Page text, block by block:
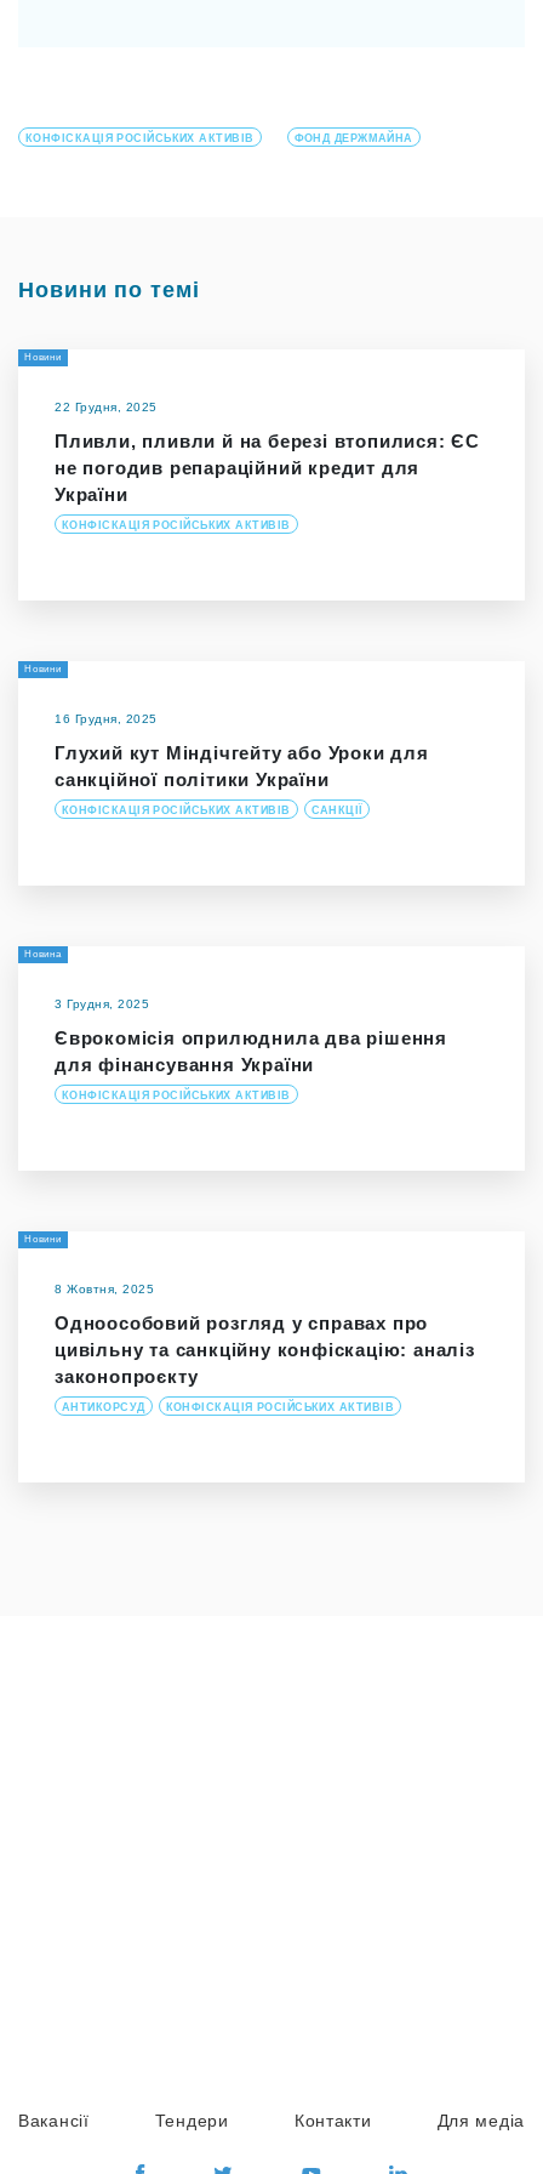
КОНФІСКАЦІЯ РОСІЙСЬКИХ АКТИВІВ ФОНД ДЕРЖМАЙНА
Новини по темі
Новини
22 Грудня, 2025
Пливли, пливли й на березі втопилися: ЄС
не погодив репараційний кредит для
України
КОНФІСКАЦІЯ РОСІЙСЬКИХ АКТИВІВ
Новини
16 Грудня, 2025
Глухий кут Міндічгейту або Уроки для
санкційної політики України
КОНФІСКАЦІЯ РОСІЙСЬКИХ АКТИВІВ САНКЦІЇ
Новина
3 Грудня, 2025
Єврокомісія оприлюднила два рішення
для фінансування України
КОНФІСКАЦІЯ РОСІЙСЬКИХ АКТИВІВ
Новини
8 Жовтня, 2025
Одноособовий розгляд у справах про
цивільну та санкційну конфіскацію: аналіз
законопроєкту
АНТИКОРСУД КОНФІСКАЦІЯ РОСІЙСЬКИХ АКТИВІВ
Вакансії Тендери Контакти Для медіа